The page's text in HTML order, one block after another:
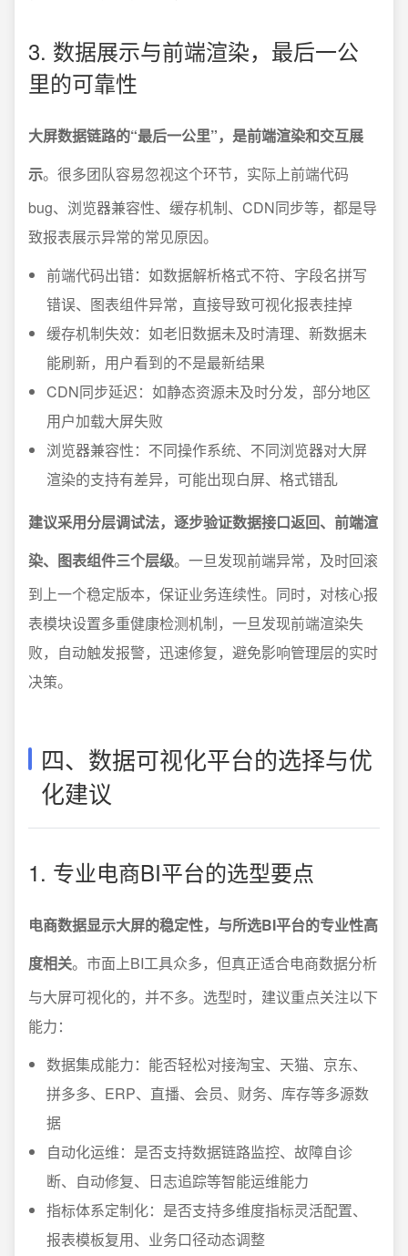
3. 数据展示与前端渲染，最后一公
里的可靠性
大屏数据链路的“最后一公里”，是前端渲染和交互展
示。很多团队容易忽视这个环节，实际上前端代码
bug、浏览器兼容性、缓存机制、CDN同步等，都是导
致报表展示异常的常见原因。
前端代码出错：如数据解析格式不符、字段名拼写
错误、图表组件异常，直接导致可视化报表挂掉
缓存机制失效：如老旧数据未及时清理、新数据未
能刷新，用户看到的不是最新结果
CDN同步延迟：如静态资源未及时分发，部分地区
用户加载大屏失败
浏览器兼容性：不同操作系统、不同浏览器对大屏
渲染的支持有差异，可能出现白屏、格式错乱
建议采用分层调试法，逐步验证数据接口返回、前端渲
染、图表组件三个层级。一旦发现前端异常，及时回滚
到上一个稳定版本，保证业务连续性。同时，对核心报
表模块设置多重健康检测机制，一旦发现前端渲染失
败，自动触发报警，迅速修复，避免影响管理层的实时
决策。
四、数据可视化平台的选择与优
化建议
1. 专业电商BI平台的选型要点
电商数据显示大屏的稳定性，与所选BI平台的专业性高
度相关。市面上BI工具众多，但真正适合电商数据分析
与大屏可视化的，并不多。选型时，建议重点关注以下
能力：
数据集成能力：能否轻松对接淘宝、天猫、京东、
拼多多、ERP、直播、会员、财务、库存等多源数
据
自动化运维：是否支持数据链路监控、故障自诊
断、自动修复、日志追踪等智能运维能力
指标体系定制化：是否支持多维度指标灵活配置、
报表模板复用、业务口径动态调整